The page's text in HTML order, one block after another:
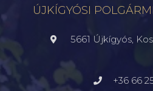
ÚJKÍGYÓSI
5661 Újkígyós,
+36 66